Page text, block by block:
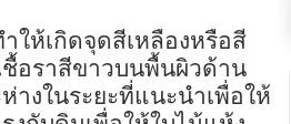
ให้เกิดจุดสีเหลืองหรือสี
อราสีขาวบนพื้นผิวด้าน
างในระยะที่แนะนำเพื่อให้